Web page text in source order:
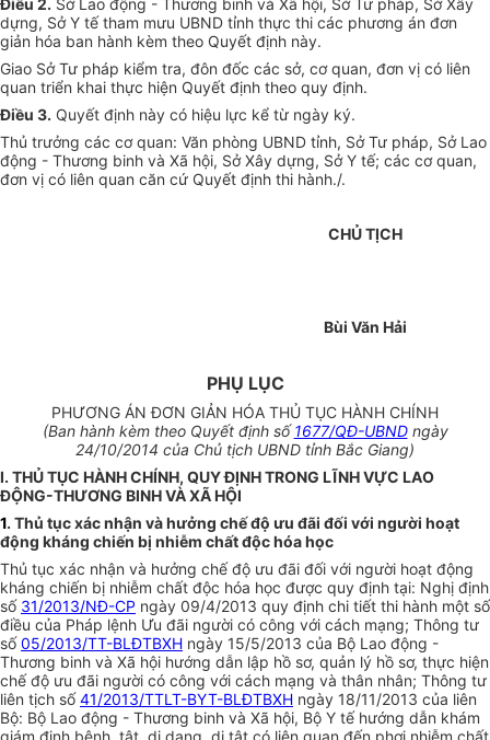
Điều 2. Sở Lao động - Thương binh và Xã hội, Sở Tư pháp, Sở Xây
dựng, Sở Y tế tham mưu UBND tỉnh thực thi các phương án đơn
giản hóa ban hành kèm theo Quyết định này.
Giao Sở Tư pháp kiểm tra, đôn đốc các sở, cơ quan, đơn vị có liên
quan triển khai thực hiện Quyết định theo quy định.
Điều 3. Quyết định này có hiệu lực kể từ ngày ký.
Thủ trưởng các cơ quan: Văn phòng UBND tỉnh, Sở Tư pháp, Sở Lao
động - Thương binh và Xã hội, Sở Xây dựng, Sở Y tế; các cơ quan,
đơn vị có liên quan căn cứ Quyết định thi hành./.
CHỦ TỊCH
Bùi Văn Hải
PHỤ LỤC
PHƯƠNG ÁN ĐƠN GIẢN HÓA THỦ TỤC HÀNH CHÍNH
(Ban hành kèm theo Quyết định số1677/QĐ-UBNDngày
24/10/2014 của Chủ tịch UBND tỉnh Bắc Giang)
I. THỦ TỤC HÀNH CHÍNH, QUY ĐỊNH TRONG LĨNH VỰC LAO
ĐỘNG-THƯƠNG BINH VÀ XÃ HỘI
1. Thủ tục xác nhận và hưởng chế độ ưu đãi đối với người hoạt
động kháng chiến bị nhiễm chất độc hóa học
Thủ tục xác nhận và hưởng chế độ ưu đãi đối với người hoạt động
kháng chiến bị nhiễm chất độc hóa học được quy định tại: Nghị định
số 31/2013/NĐ-CP ngày 09/4/2013 quy định chi tiết thi hành một số
điều của Pháp lệnh Ưu đãi người có công với cách mạng; Thông tư
số05/2013/TT-BLĐTBXH ngày 15/5/2013 của Bộ Lao động -
Thương binh và Xã hội hướng dẫn lập hồ sơ, quản lý hồ sơ, thực hiện
chế độ ưu đãi người có công với cách mạng và thân nhân; Thông tư
liên tịch số41/2013/TTLT-BYT-BLĐTBXH ngày 18/11/2013 của liên
Bộ: Bộ Lao động - Thương binh và Xã hội, Bộ Y tế hướng dẫn khám
giám định bệnh, tật, dị dạng, dị tật có liên quan đến phơi nhiễm chất